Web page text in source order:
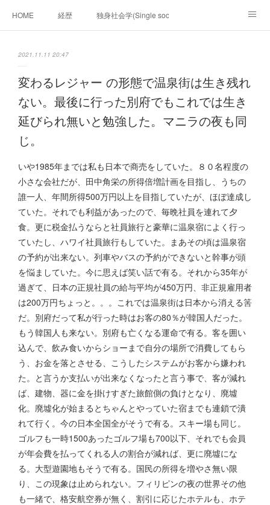
HOME 経歴 独身社会学(Single sociology)と高齢化社会学
移動出来て、工場で作る建物。未来２１００研究所
フィリピンの問題点 フィリピンの歴史
フィリピン経済談義 ファッションを考える 漫画
未来２１００研究所他のアイデアマニラ男の手料理 総集編
https://globalclub.amebaownd.com/
2021.11.11 20:47
変わるレジャー の形態で温泉街は生き残れ
ない。最後に行った別府でもこれでは生き
延びられ無いと勉強した。マニラの夜も同
じ。
いや1985年までは私も日本で商売をしていた。８０名程度の
小さな会社だが、田中角栄の所得倍増計画を目指し、うちの
誰一人、年間所得500万円以上を目指していたが、ほぼ達成し
ていた。それでも利益があったので、毎晩社員を連れて夕
食。更に税金払うならと社員旅行と豪華に温泉宿によく行っ
ていたし、ハワイ社員旅行もしていた。まあその頃は温泉宿
の予約が出来ない。列車やバスの予約ができないと幹事が頭
を悩ましていた。今に思えば笑い話で有る。それから35年が
過ぎて、日本の正規社員の給与平均が450万円、非正規雇用者
は200万円ちょっと。。。これでは温泉街は日本から消える筈
だ。別府だって私が行った時はお客の80％が韓国人だった。
もう韓国人も来ない。別府も亡くなる運命で有る。客を囲い
込んで、飲み食いからショーまで自分の場所で消費してもら
う、お金を落とさせる、こうしたシステムがお客から嫌われ
た。と言うか支払いが出来なくなったと言う事で、客が減れ
ば、建物、器に金を掛けすぎた旅館側の負けとなり、廃墟
化。廃墟化が始まるとちゃんとやっていた宿までも連鎖で潰
れて行く。今の日本全国全がそうで有る。スキー場も同じ。
ゴルフも一時1500あったゴルフ場も700以下、それでも会員
が年会費を払ってくれる人の割合が減れば、更に廃墟にな
る。大型遊園地もそうで有る。国民の所得を増やさ無い限
り、この現象は止められない。フィリピンの夜の世界その他
も一緒で、格安航空券が無く、割引に応じたホテルも、ホテ